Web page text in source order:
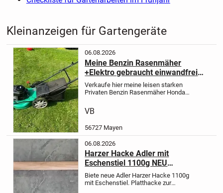
Kleinanzeigen für Gartengeräte
06.08.2026
Meine Benzin Rasenmäher
+Elektro gebraucht einwandfrei
leichtes starten,Freischneider
kettensäge
Verkaufe hier meine leisen starken
Privaten Benzin Rasenmäher Honda 3
starten,Elektro Rasenmäher +Elektro
Rasen trimmer,starke Benzin Motor
VB
56727 Mayen
06.08.2026
Harzer Hacke Adler mit
Eschenstiel 1100g NEU
Flachhacke
Biete neueAdler Harzer Hacke 1100g
mit Eschenstiel. Platthacke zur